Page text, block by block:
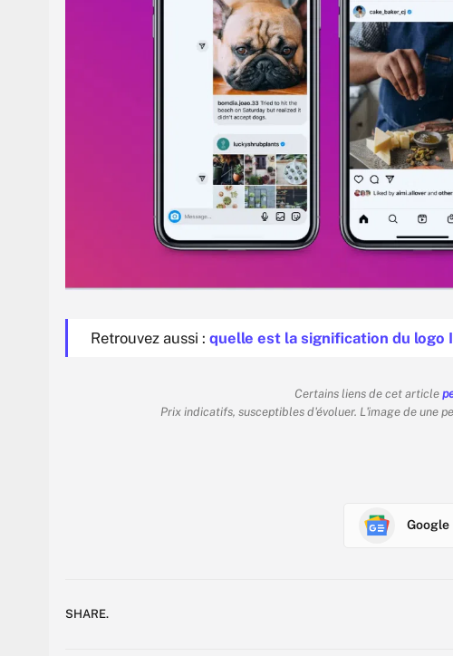
Retrouvez aussi : quelle est la signification du logo
Certains liens de cet article
Prix indicatifs, susceptibles d'évoluer. L'image de une
Google
SHARE.